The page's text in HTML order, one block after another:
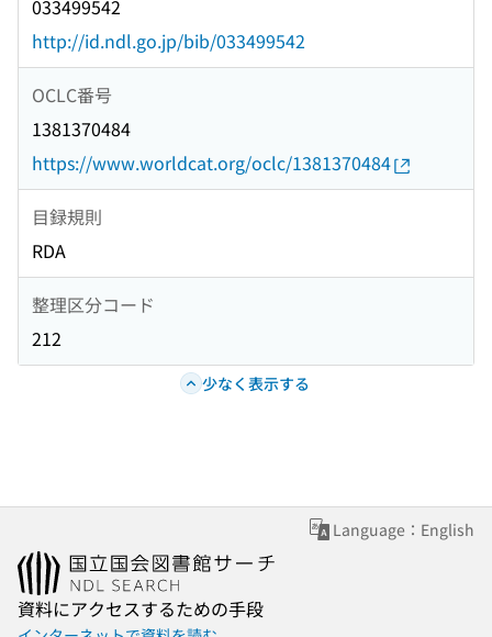
033499542
http://id.ndl.go.jp/bib/033499542
OCLC番号
1381370484
https://www.worldcat.org/oclc/1381370484
目録規則
RDA
整理区分コード
212
少なく表示する
Language：English
資料にアクセスするための手段